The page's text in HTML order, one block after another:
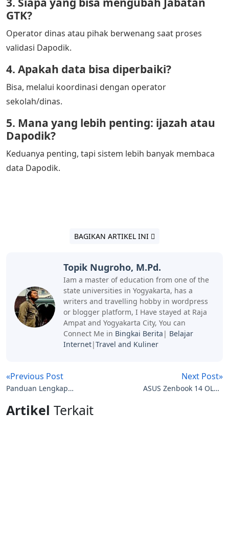
GTK?
Operator dinas atau pihak berwenang saat proses
validasi Dapodik.
4. Apakah data bisa diperbaiki?
Bisa, melalui koordinasi dengan operator
sekolah/dinas.
5. Mana yang lebih penting: ijazah atau
Dapodik?
Keduanya penting, tapi sistem lebih banyak membaca
data Dapodik.
BAGIKAN ARTIKEL INI
Topik Nugroho, M.Pd.
Iam a master of education from one of the
state universities in Yogyakarta, has a
writers and travelling hobby in wordpress
or blogger platform, I Have stayed at Raja
Ampat and Yogyakarta City, You can
Connect Me in Bingkai Berita | Belajar
Internet|Travel and Kuliner
«Previous Post
Panduan Lengkap
Aturan, Tugas Proktor,
Next Post»
ASUS Zenbook 14 OLED
Artikel Terkait